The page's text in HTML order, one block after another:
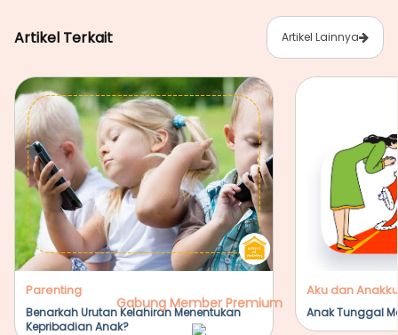
Artikel Terkait Artikel Lainnya
Parenting
Benarkah Urutan Kelahiran Menentukan
Kepribadian Anak?
Aku dan
Anak Tunggal
Gabung Member Premium